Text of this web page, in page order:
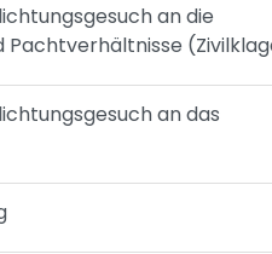
an die
an das